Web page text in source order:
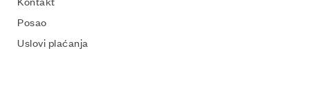
Posao
Uslovi plaćanja